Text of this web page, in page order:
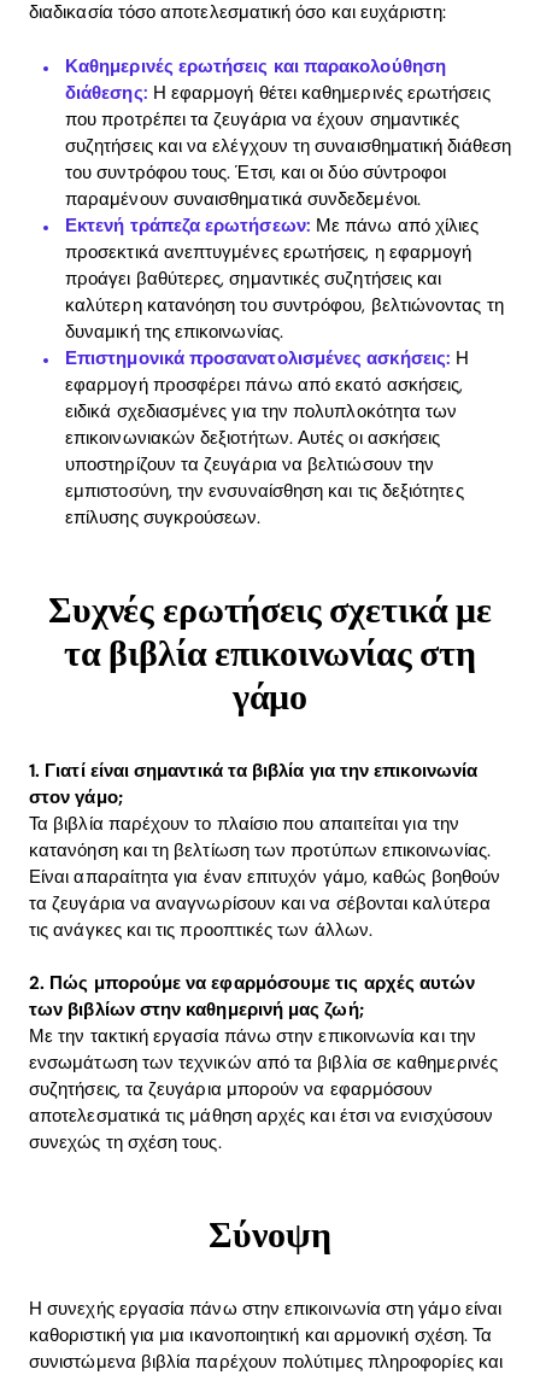
διαδικασία τόσο αποτελεσματική όσο και ευχάριστη:
Καθημερινές ερωτήσεις και παρακολούθηση
διάθεσης: Η εφαρμογή θέτει καθημερινές ερωτήσεις
που προτρέπει τα ζευγάρια να έχουν σημαντικές
συζητήσεις και να ελέγχουν τη συναισθηματική διάθεση
του συντρόφου τους. Έτσι, και οι δύο σύντροφοι
παραμένουν συναισθηματικά συνδεδεμένοι.
Εκτενή τράπεζα ερωτήσεων: Με πάνω από χίλιες
προσεκτικά ανεπτυγμένες ερωτήσεις, η εφαρμογή
προάγει βαθύτερες, σημαντικές συζητήσεις και
καλύτερη κατανόηση του συντρόφου, βελτιώνοντας τη
δυναμική της επικοινωνίας.
Επιστημονικά προσανατολισμένες ασκήσεις: Η
εφαρμογή προσφέρει πάνω από εκατό ασκήσεις,
ειδικά σχεδιασμένες για την πολυπλοκότητα των
επικοινωνιακών δεξιοτήτων. Αυτές οι ασκήσεις
υποστηρίζουν τα ζευγάρια να βελτιώσουν την
εμπιστοσύνη, την ενσυναίσθηση και τις δεξιότητες
επίλυσης συγκρούσεων.
Συχνές ερωτήσεις σχετικά με
τα βιβλία επικοινωνίας στη
γάμο
1. Γιατί είναι σημαντικά τα βιβλία για την επικοινωνία
στον γάμο;
Τα βιβλία παρέχουν το πλαίσιο που απαιτείται για την
κατανόηση και τη βελτίωση των προτύπων επικοινωνίας.
Είναι απαραίτητα για έναν επιτυχόν γάμο, καθώς βοηθούν
τα ζευγάρια να αναγνωρίσουν και να σέβονται καλύτερα
τις ανάγκες και τις προοπτικές των άλλων.
2. Πώς μπορούμε να εφαρμόσουμε τις αρχές αυτών
των βιβλίων στην καθημερινή μας ζωή;
Με την τακτική εργασία πάνω στην επικοινωνία και την
ενσωμάτωση των τεχνικών από τα βιβλία σε καθημερινές
συζητήσεις, τα ζευγάρια μπορούν να εφαρμόσουν
αποτελεσματικά τις μάθηση αρχές και έτσι να ενισχύσουν
συνεχώς τη σχέση τους.
Σύνοψη
Η συνεχής εργασία πάνω στην επικοινωνία στη γάμο είναι
καθοριστική για μια ικανοποιητική και αρμονική σχέση. Τα
συνιστώμενα βιβλία παρέχουν πολύτιμες πληροφορίες και